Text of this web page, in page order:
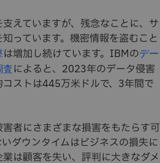
えていますが、残念なことに、サ
っています。機密情報を盗むこと
は増加し続けています。IBMのデー
査によると、2023年のデータ侵害
ストは445万米ドルで、3年間で
者にさまざまな損害をもたらす可
ダウンタイムはビジネスの損失に
は顧客を失い、評判に大きなダメ